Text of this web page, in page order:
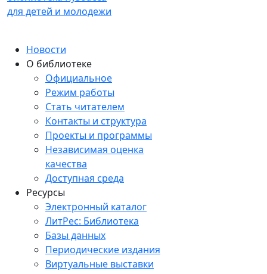
для детей и молодежи
Новости
О библиотеке
Официальное
Режим работы
Стать читателем
Контакты и структура
Проекты и программы
Независимая оценка
качества
Доступная среда
Ресурсы
Электронный каталог
ЛитРес: Библиотека
Базы данных
Периодические издания
Виртуальные выставки